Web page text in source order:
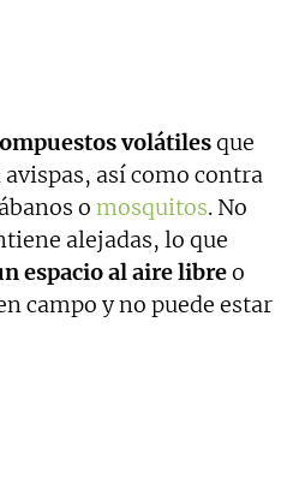
volátilesque
así como contra
o mosquitos. No
alejadas, lo que
espacio al aire libreo
campo y no puede estar